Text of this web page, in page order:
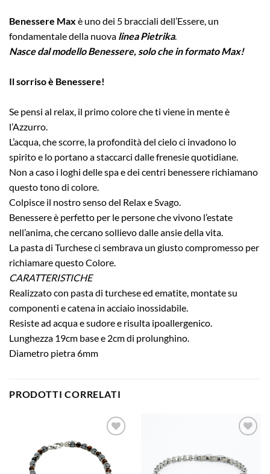
Benessere Max è uno dei 5 bracciali dell’Essere, un
fondamentale della nuova linea Pietrika.
Nasce dal modello Benessere, solo che in formato Max!
Il sorriso è Benessere!
Se pensi al relax, il primo colore che ti viene in mente è
l’Azzurro.
L’acqua, che scorre, la profondità del cielo ci invadono lo
spirito e lo portano a staccarci dalle frenesie quotidiane.
Non a caso i loghi delle spa e dei centri benessere richiamano
questo tono di colore.
Colpisce il nostro senso del Relax e Svago.
Benessere è perfetto per le persone che vivono l’estate
nell’anima, che cercano sollievo dalle ansie della vita.
La pasta di Turchese ci sembrava un giusto compromesso per
richiamare questo Colore.
CARATTERISTICHE
Realizzato con pasta di turchese ed ematite, montate su
componenti e catena in acciaio inossidabile.
Resiste ad acqua e sudore e risulta ipoallergenico.
Lunghezza 19cm base e 2cm di prolunghino.
Diametro pietra 6mm
PRODOTTI CORRELATI
alla lista
dei
desideri
dei
desideri